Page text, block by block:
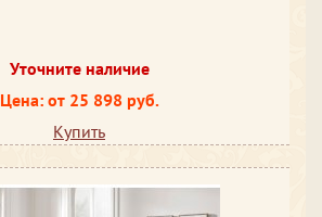
Уточните наличие
Цена: от 25 898 руб.
Купить